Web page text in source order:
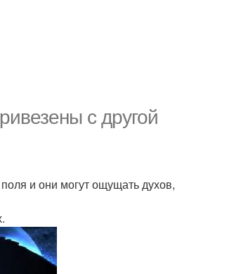
с другой
и они могут ощущать духов,